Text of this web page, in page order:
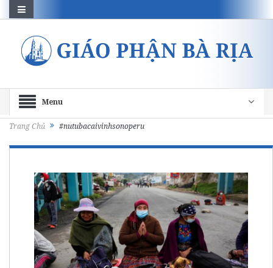
Menu
Trang Chủ #nutubacaivinhsonoperu